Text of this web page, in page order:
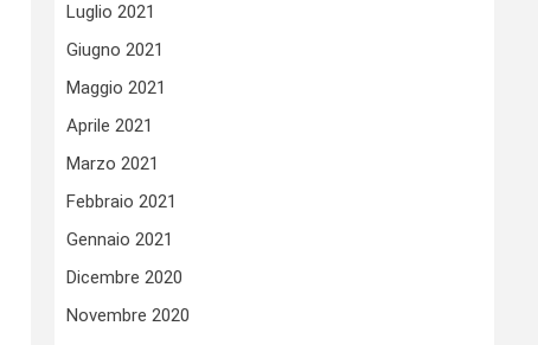
Luglio 2021
Giugno 2021
Maggio 2021
Aprile 2021
Marzo 2021
Febbraio 2021
Gennaio 2021
Dicembre 2020
Novembre 2020